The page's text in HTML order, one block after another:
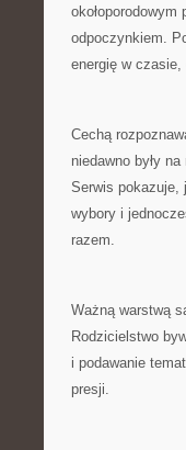
odpoczynkiem.
energię w czasie,
Cechą
niedawno były
Serwis pokazuje,
wybory i
razem.
Ważną warstwą
Rodzicielstwo
i podawanie
presji.